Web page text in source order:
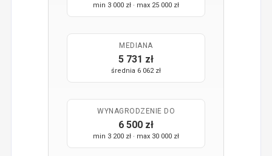
min 3 000 zł · max 25 000 zł
MEDIANA
5 731 zł
średnia 6 062 zł
WYNAGRODZENIE DO
6 500 zł
min 3 200 zł · max 30 000 zł